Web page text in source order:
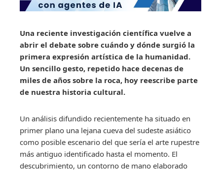
Una reciente investigación científica vuelve a
abrir el debate sobre cuándo y dónde surgió la
primera expresión artística de la humanidad.
Un sencillo gesto, repetido hace decenas de
miles de años sobre la roca, hoy reescribe parte
de nuestra historia cultural.
Un análisis difundido recientemente ha situado en
primer plano una lejana cueva del sudeste asiático
como posible escenario del que sería el arte rupestre
más antiguo identificado hasta el momento. El
descubrimiento, un contorno de mano elaborado